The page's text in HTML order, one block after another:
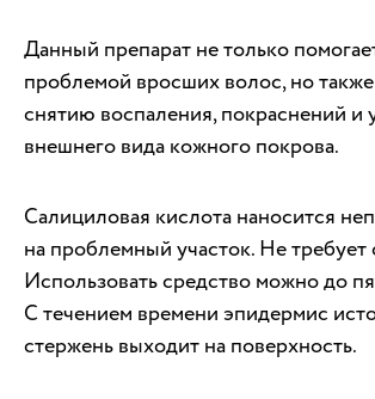
Данный препарат не только
проблемой вросших волос, но
снятию воспаления, покраснений
внешнего вида кожного покрова.
Салициловая кислота наносится
на проблемный участок. Не требует
Использовать средство можно до
С течением времени эпидермис
стержень выходит на поверхность.